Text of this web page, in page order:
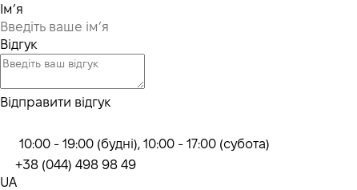
Ім’я
Відгук
Відправити відгук
10:00 - 19:00 (будні), 10:00 - 17:00 (субота)
+38 (044) 498 98 49
UA